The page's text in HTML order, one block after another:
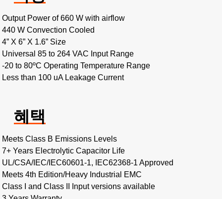
Output Power of 660 W with airflow
440 W Convection Cooled
4” X 6” X 1.6” Size
Universal 85 to 264 VAC Input Range
-20 to 80ºC Operating Temperature Range
Less than 100 uA Leakage Current
혜택
Meets Class B Emissions Levels
7+ Years Electrolytic Capacitor Life
UL/CSA/IEC/IEC60601-1, IEC62368-1 Approved
Meets 4th Edition/Heavy Industrial EMC
Class I and Class II Input versions available